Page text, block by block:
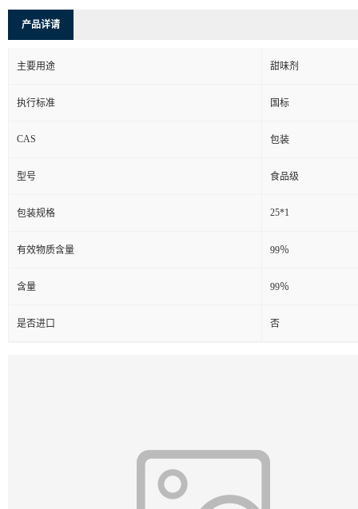
产品详请
主要用途 甜味剂
执行标准 国标
CAS 包装
型号 食品级
包装规格 25*1
有效物质含量 99％
含量 99％
是否进口 否